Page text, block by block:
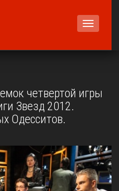
Меню
четвертой игры
Звезд 2012.
Одесситов.